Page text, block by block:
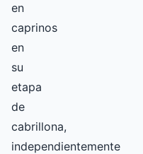
en
caprinos
en
su
etapa
de
cabrillona,
independientemente